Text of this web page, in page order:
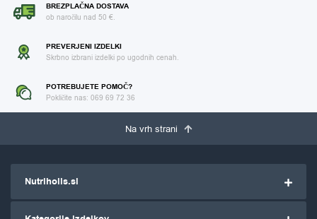
BREZPLAČNA DOSTAVA
ob naročilu nad 50 €.
PREVERJENI IZDELKI
Skrbno izbrani izdelki po ugodnih cenah.
POTREBUJETE POMOČ?
Pokličite nas: 069 69 72 36
Na vrh strani
Nutriholis.si